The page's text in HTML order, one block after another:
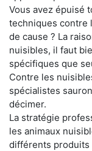
Vous avez épuisé
techniques contre
de cause ? La
nuisibles, il faut
spécifiques que
Contre les
spécialistes
décimer.
La stratégie
les animaux
différents produits